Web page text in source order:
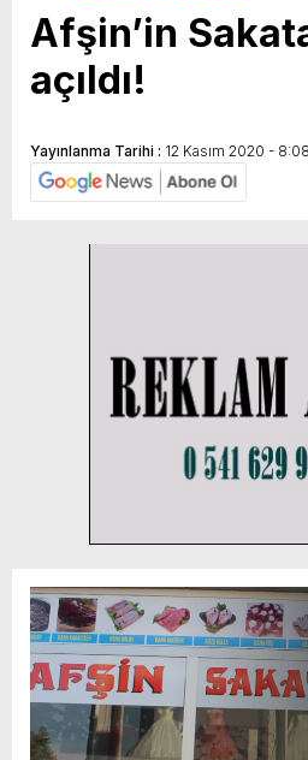
Afşin’in
açıldı!
Yayınlanma Tarihi : 12 Kasım 2020 - 8:08